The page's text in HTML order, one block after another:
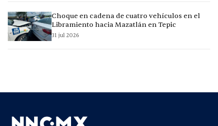
Choque en cadena de cuatro vehículos en el
Libramiento hacia Mazatlán en Tepic
31 jul 2026